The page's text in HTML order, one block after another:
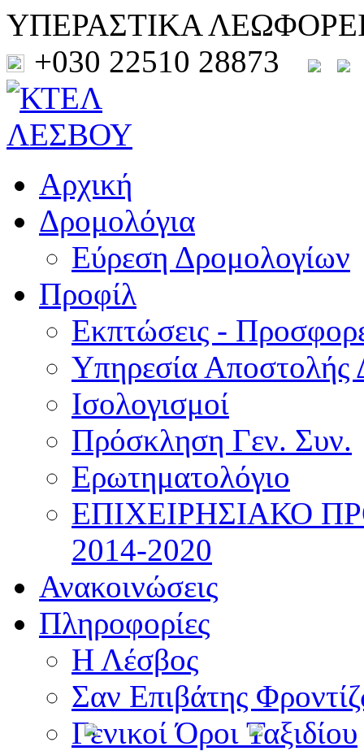
ΥΠΕΡΑΣΤΙΚΑ
+030 22510 28873
Αρχική
Δρομολόγια
Εύρεση Δρομολογίων
Προφίλ
Εκπτώσεις -
Υπηρεσία Αποστολής
Ισολογισμοί
Πρόσκληση Γεν. Συν.
Ερωτηματολόγιο
ΕΠΙΧΕΙΡΗΣΙΑΚΟ
2014-2020
Ανακοινώσεις
Πληροφορίες
Η Λέσβος
Σαν Επιβάτης
Γενικοί Όροι Ταξιδίου